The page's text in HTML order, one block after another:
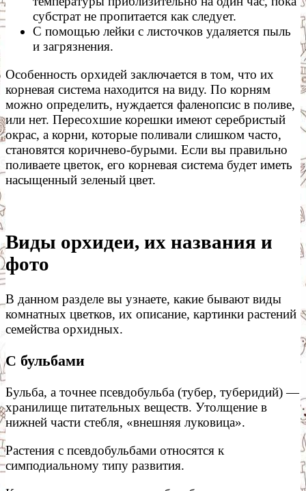
субстрат не пропитается как следует.
С помощью лейки с листочков удаляется пыль
и загрязнения.
Особенность орхидей заключается в том, что их
корневая система находится на виду. По корням
можно определить, нуждается фаленопсис в поливе,
или нет. Пересохшие корешки имеют серебристый
окрас, а корни, которые поливали слишком часто,
становятся коричнево-бурыми. Если вы правильно
поливаете цветок, его корневая система будет иметь
насыщенный зеленый цвет.
Виды орхидеи, их названия и
фото
В данном разделе вы узнаете, какие бывают виды
комнатных цветков, их описание, картинки растений
семейства орхидных.
С бульбами
Бульба, а точнее псевдобульба (тубер, туберидий) —
хранилище питательных веществ. Утолщение в
нижней части стебля, «внешняя луковица».
Растения с псевдобульбами относятся к
симподиальному типу развития.